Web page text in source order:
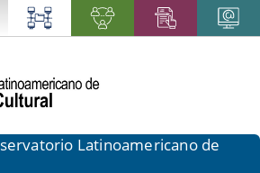
Latinoamericano de